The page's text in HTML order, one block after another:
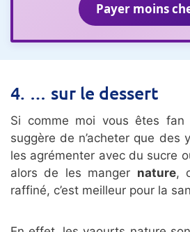
Payer moins
4. … sur le dessert
Si comme moi vous êtes
suggère de n’acheter que des
les agrémenter avec du sucre
alors de les manger nature,
raffiné, c’est meilleur pour la